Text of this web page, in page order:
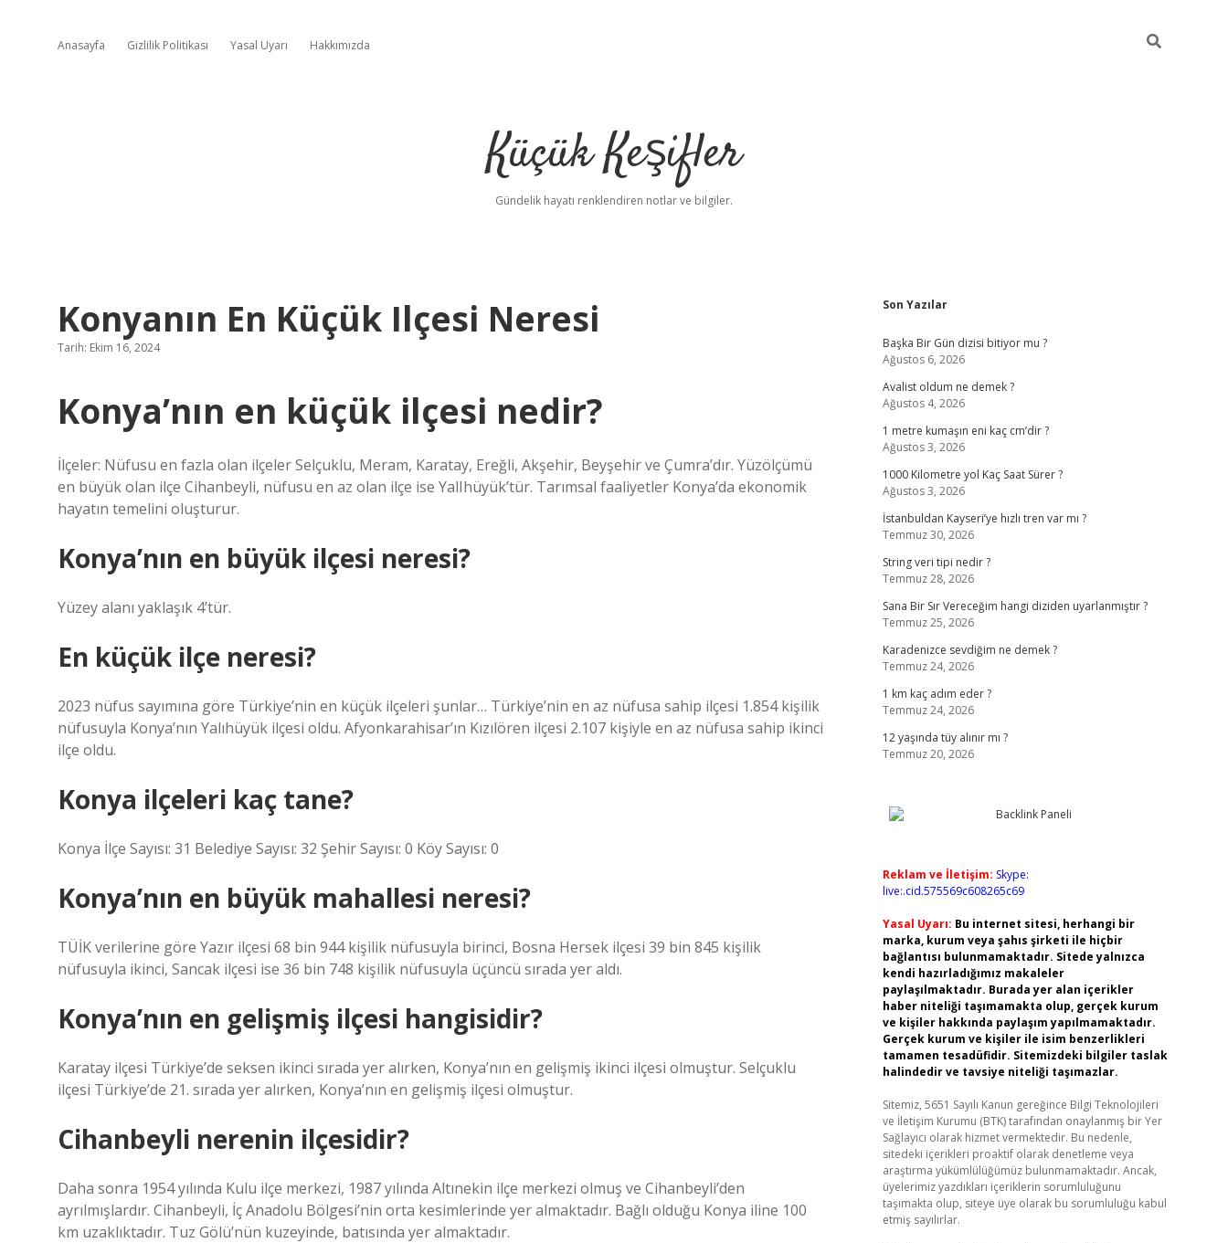
Anasayfa Gizlilik Politikası Yasal Uyarı Hakkımızda
Küçük Keşifler
Gündelik hayatı renklendiren notlar ve bilgiler.
Konyanın En Küçük Ilçesi Neresi
Tarih: Ekim 16, 2024
Konya’nın en küçük ilçesi nedir?
İlçeler: Nüfusu en fazla olan ilçeler Selçuklu, Meram, Karatay, Ereğli, Akşehir, Beyşehir ve Çumra’dır. Yüzölçümü
en büyük olan ilçe Cihanbeyli, nüfusu en az olan ilçe ise YalIhüyük’tür. Tarımsal faaliyetler Konya’da ekonomik
hayatın temelini oluşturur.
Konya’nın en büyük ilçesi neresi?
Yüzey alanı yaklaşık 4’tür.
En küçük ilçe neresi?
2023 nüfus sayımına göre Türkiye’nin en küçük ilçeleri şunlar… Türkiye’nin en az nüfusa sahip ilçesi 1.854 kişilik
nüfusuyla Konya’nın Yalıhüyük ilçesi oldu. Afyonkarahisar’ın Kızılören ilçesi 2.107 kişiyle en az nüfusa sahip ikinci
ilçe oldu.
Konya ilçeleri kaç tane?
Konya İlçe Sayısı: 31 Belediye Sayısı: 32 Şehir Sayısı: 0 Köy Sayısı: 0
Konya’nın en büyük mahallesi neresi?
TÜİK verilerine göre Yazır ilçesi 68 bin 944 kişilik nüfusuyla birinci, Bosna Hersek ilçesi 39 bin 845 kişilik
nüfusuyla ikinci, Sancak ilçesi ise 36 bin 748 kişilik nüfusuyla üçüncü sırada yer aldı.
Konya’nın en gelişmiş ilçesi hangisidir?
Karatay ilçesi Türkiye’de seksen ikinci sırada yer alırken, Konya’nın en gelişmiş ikinci ilçesi olmuştur. Selçuklu
ilçesi Türkiye’de 21. sırada yer alırken, Konya’nın en gelişmiş ilçesi olmuştur.
Cihanbeyli nerenin ilçesidir?
Daha sonra 1954 yılında Kulu ilçe merkezi, 1987 yılında Altınekin ilçe merkezi olmuş ve Cihanbeyli’den
ayrılmışlardır. Cihanbeyli, İç Anadolu Bölgesi’nin orta kesimlerinde yer almaktadır. Bağlı olduğu Konya iline 100
km uzaklıktadır. Tuz Gölü’nün kuzeyinde, batısında yer almaktadır.
Sidebar
Son Yazılar
Başka Bir Gün dizisi bitiyor mu ?
Ağustos 6, 2026
Avalist oldum ne demek ?
Ağustos 4, 2026
1 metre kumaşın eni kaç cm’dir ?
Ağustos 3, 2026
1000 Kilometre yol Kaç Saat Sürer ?
Ağustos 3, 2026
İstanbuldan Kayseri’ye hızlı tren var mı ?
Temmuz 30, 2026
String veri tipi nedir ?
Temmuz 28, 2026
Sana Bir Sır Vereceğim hangi diziden uyarlanmıştır ?
Temmuz 25, 2026
Karadenizce sevdiğim ne demek ?
Temmuz 24, 2026
1 km kaç adım eder ?
Temmuz 24, 2026
12 yaşında tüy alınır mı ?
Temmuz 20, 2026
Reklam ve İletişim: Skype:
live:.cid.575569c608265c69
Yasal Uyarı: Bu internet sitesi, herhangi bir
marka, kurum veya şahıs şirketi ile hiçbir
bağlantısı bulunmamaktadır. Sitede yalnızca
kendi hazırladığımız makaleler
paylaşılmaktadır. Burada yer alan içerikler
haber niteliği taşımamakta olup, gerçek kurum
ve kişiler hakkında paylaşım yapılmamaktadır.
Gerçek kurum ve kişiler ile isim benzerlikleri
tamamen tesadüfidir. Sitemizdeki bilgiler taslak
halindedir ve tavsiye niteliği taşımazlar.
Sitemiz, 5651 Sayılı Kanun gereğince Bilgi Teknolojileri
ve İletişim Kurumu (BTK) tarafından onaylanmış bir Yer
Sağlayıcı olarak hizmet vermektedir. Bu nedenle,
sitedeki içerikleri proaktif olarak denetleme veya
araştırma yükümlülüğümüz bulunmamaktadır. Ancak,
üyelerimiz yazdıkları içeriklerin sorumluluğunu
taşımakta olup, siteye üye olarak bu sorumluluğu kabul
etmiş sayılırlar.